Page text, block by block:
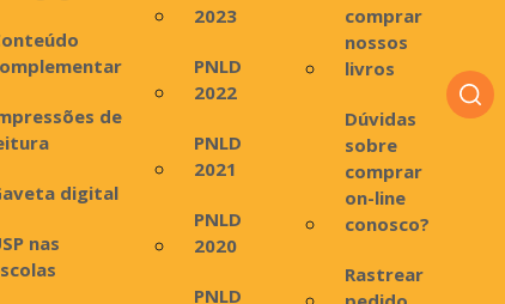
de
digital
nas
2023
PNLD
2022
PNLD
2021
PNLD
2020
PNLD
comprar
nossos
livros
Dúvidas
sobre
comprar
on-line
conosco?
Rastrear